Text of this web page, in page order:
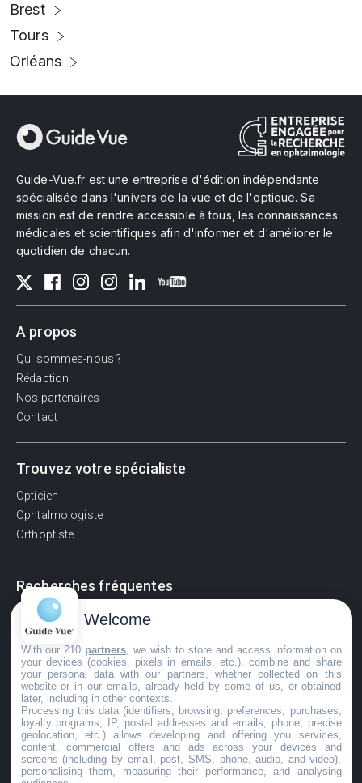
Brest
Tours
Orléans
Guide-Vue.fr est une entreprise d'édition indépendante
spécialisée dans l'univers de la vue et de l'optique. Sa
mission est de rendre accessible à tous, les connaissances
médicales et scientifiques afin d'informer et d'améliorer le
quotidien de chacun.
A propos
Qui sommes-nous ?
Rédaction
Nos partenaires
Contact
Trouvez votre spécialiste
Opticien
Ophtalmologiste
Orthoptiste
Recherches fréquentes
Pathologies adultes
Signes d'une urgence ophtalmologique
La vision
Acuité visuelle
Myosis / mydriase
Œdème oculaire
©GuideVue2024
Welcome
With our 210 partners , we wish to store and access information on
your devices (cookies, pixels in emails, etc.), combine and share
your personal data with our partners, whether collected on this
website or in our emails, already held by some of us, or obtained
later, including in other contexts.
Processing this data (identifiers, browsing, preferences, purchases,
loyalty programs, IP, postal addresses and emails, phone, precise
geolocation, etc.) allows developing and offering you services,
content, commercial offers and ads across your devices and
screens (including by email, post, SMS, phone, audio, and video),
personalising them, measuring their performance, and analysing